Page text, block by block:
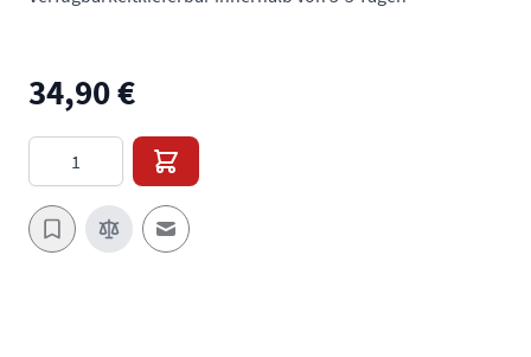
34,90 €
Menge
E-Mail an einen Freund